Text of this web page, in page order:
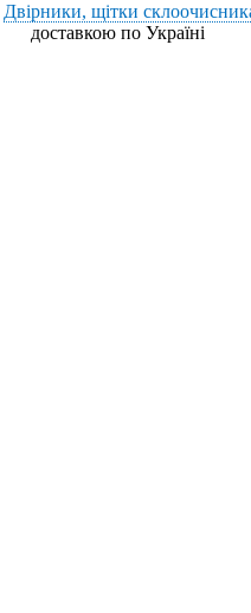
Двірники, щітки
доставкою по Україні